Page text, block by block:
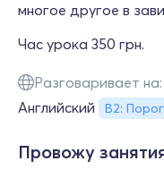
многое другое в
Час урока 350 грн.
Разговаривает на:
Английский
B2:
Провожу